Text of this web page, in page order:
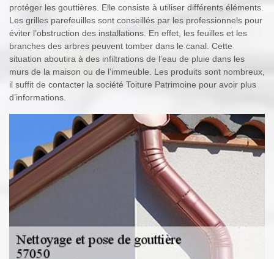
protéger les gouttières. Elle consiste à utiliser différents éléments.
Les grilles parefeuilles sont conseillés par les professionnels pour
éviter l’obstruction des installations. En effet, les feuilles et les
branches des arbres peuvent tomber dans le canal. Cette
situation aboutira à des infiltrations de l’eau de pluie dans les
murs de la maison ou de l’immeuble. Les produits sont nombreux,
il suffit de contacter la société Toiture Patrimoine pour avoir plus
d’informations.